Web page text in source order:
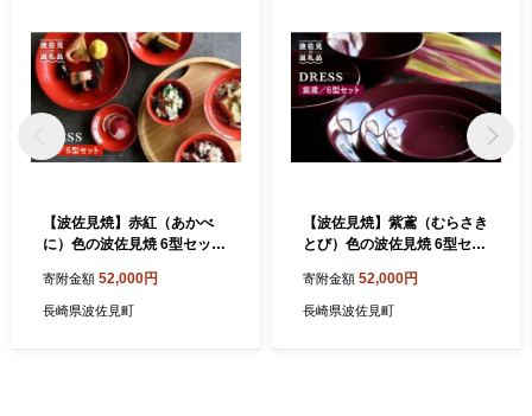
【波佐見焼】赤紅（あかべ
に）色の波佐見焼 6型セット
【DRESS】 [SD10]
寄附金額 52,000円
長崎県波佐見町
【波佐見焼】紫鳶（むらさき
とび）色の波佐見焼 6型セッ
皿 【DRESS】 [SD08]
寄附金額 52,000円
長崎県波佐見町